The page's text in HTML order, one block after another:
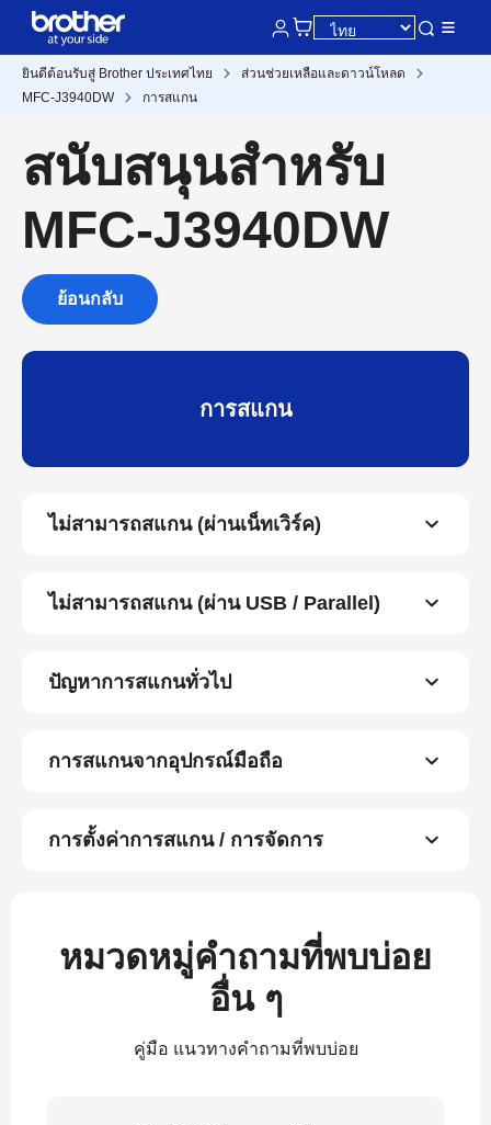
ยินดีต้อนรับสู่ Brother ประเทศไทย
ส่วนช่วยเหลือและดาวน์โหลด
MFC-J3940DW
การสแกน
สนับสนุนสำหรับ
MFC-J3940DW
ย้อนกลับ
การสแกน
ไม่สามารถสแกน (ผ่านเน็ทเวิร์ค)
ไม่สามารถสแกน (ผ่าน USB / Parallel)
ปัญหาการสแกนทั่วไป
การสแกนจากอุปกรณ์มือถือ
การตั้งค่าการสแกน / การจัดการ
หมวดหมู่คำถามที่พบบ่อย
อื่น ๆ
คู่มือ แนวทางคำถามที่พบบ่อย